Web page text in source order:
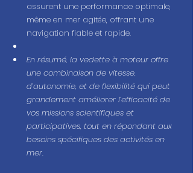
assurent une performance optimale,
même en mer agitée, offrant une
navigation fiable et rapide.
En résumé, la vedette à moteur offre
une combinaison de vitesse,
d’autonomie, et de flexibilité qui peut
grandement améliorer l’efficacité de
vos missions scientifiques et
participatives, tout en répondant aux
besoins spécifiques des activités en
mer.